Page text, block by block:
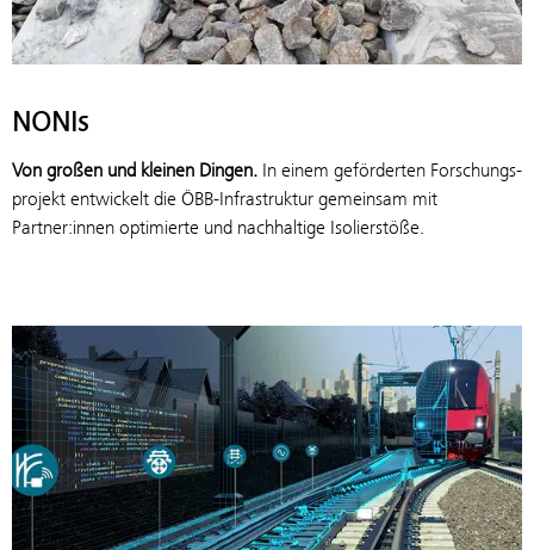
NONIs
Von großen und kleinen Dingen. In einem geförderten Forschungs­
projekt entwickelt die ÖBB-Infrastruktur gemeinsam mit
Partner:innen optimierte und nachhaltige Isolierstöße.